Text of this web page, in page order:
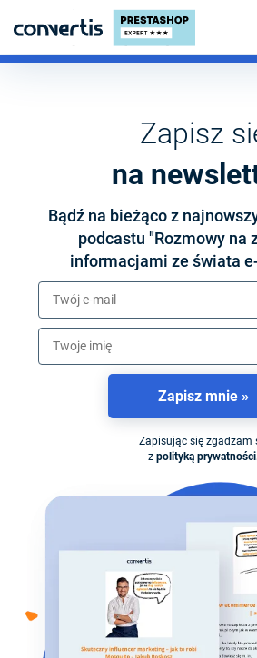
Zapisz
na
Bądź na bieżąco z
podcastu "Rozmowy na
informacjami ze świata
Zapisz mnie »
Zapisując się zgadzam
z polityką